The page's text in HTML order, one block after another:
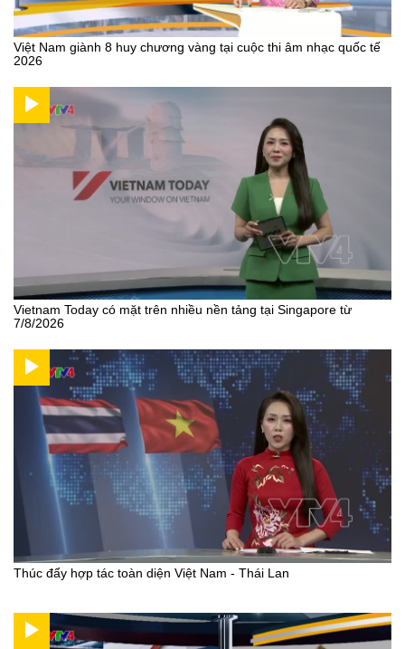
Việt Nam giành 8 huy chương vàng tại cuộc thi âm nhạc quốc tế
2026
Vietnam Today có mặt trên nhiều nền tảng tại Singapore từ
7/8/2026
Thúc đẩy hợp tác toàn diện Việt Nam - Thái Lan